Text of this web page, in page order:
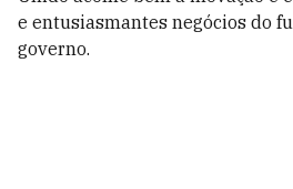
e entusiasmantes negócios do
governo.